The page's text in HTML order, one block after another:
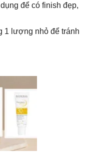
để có finish đẹp,
1 lượng nhỏ để tránh